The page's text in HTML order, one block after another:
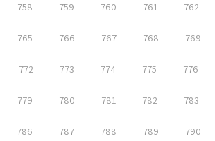
758 759 760 761 762
765 766 767 768 769
772 773 774 775 776
779 780 781 782 783
786 787 788 789 790